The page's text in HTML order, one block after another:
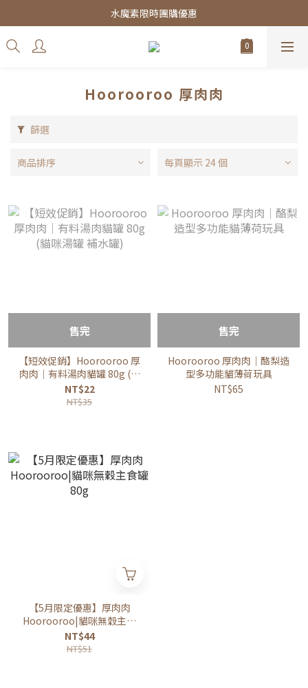
皇家飼料75折餐包$38起
水魔素限時團購優惠
皇家飼料75折餐包$38起
Hoorooroo 厚肉肉
篩選
商品排序 每頁顯示 24 個
售完
【短效促銷】Hoorooroo 厚
肉肉｜有料湯肉貓罐 80g (貓
咪湯罐 補水罐)
NT$22
NT$35
售完
Hoorooroo 厚肉肉｜酪梨造
型多功能貓薄荷玩具
NT$65
【5月限定優惠】厚肉肉
Hoorooroo|貓咪無穀主食
罐 80g
NT$44
NT$51